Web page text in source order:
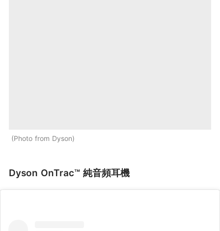
Photo from Dyson
Dyson OnTrac™ 純音頻耳機